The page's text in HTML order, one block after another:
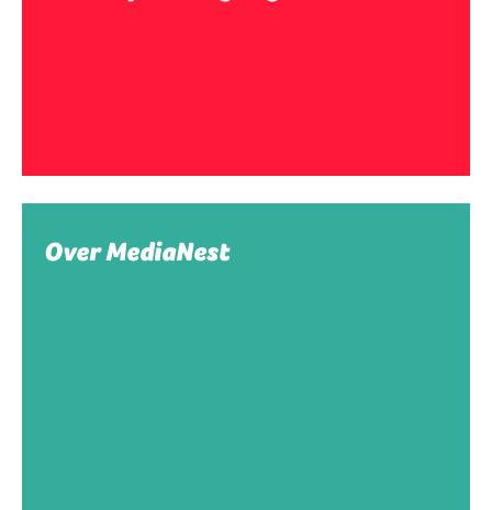
Over MediaNest